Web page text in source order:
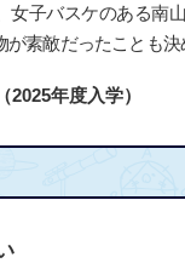
女子バスケのある南
が素敵だったことも決
2025年度入学）